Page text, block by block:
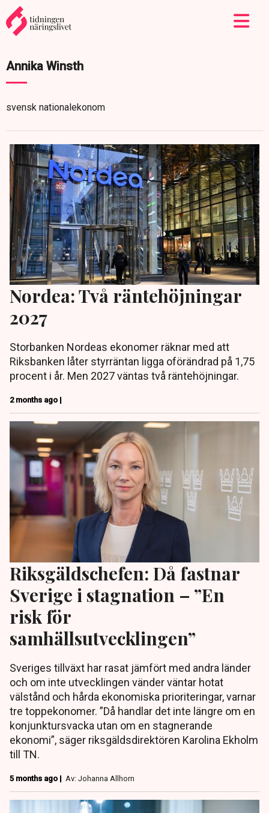
Annika Winsth
svensk nationalekonom
Nordea: Två räntehöjningar
2027
Storbanken Nordeas ekonomer räknar med att
Riksbanken låter styrräntan ligga oförändrad på 1,75
procent i år. Men 2027 väntas två räntehöjningar.
2 months ago |
Riksgäldschefen: Då fastnar
Sverige i stagnation – ”En
risk för
samhällsutvecklingen”
Sveriges tillväxt har rasat jämfört med andra länder
och om inte utvecklingen vänder väntar hotat
välstånd och hårda ekonomiska prioriteringar, varnar
tre toppekonomer. ”Då handlar det inte längre om en
konjunktursvacka utan om en stagnerande
ekonomi”, säger riksgäldsdirektören Karolina Ekholm
till TN.
5 months ago | Av: Johanna Allhorn